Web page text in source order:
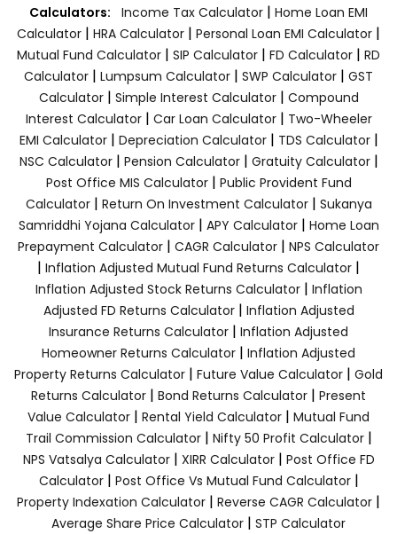
Calculators: Income Tax Calculator | Home Loan EMI
Calculator | HRA Calculator | Personal Loan EMI Calculator |
Mutual Fund Calculator | SIP Calculator | FD Calculator | RD
Calculator | Lumpsum Calculator | SWP Calculator | GST
Calculator| Simple Interest Calculator| Compound
Interest Calculator| Car Loan Calculator| Two-Wheeler
EMI Calculator| Depreciation Calculator| TDS Calculator|
NSC Calculator| Pension Calculator| Gratuity Calculator|
Post Office MIS Calculator| Public Provident Fund
Calculator| Return On Investment Calculator| Sukanya
Samriddhi Yojana Calculator| APY Calculator| Home Loan
Prepayment Calculator | CAGR Calculator | NPS Calculator
| Inflation Adjusted Mutual Fund Returns Calculator |
Inflation Adjusted Stock Returns Calculator| Inflation
Adjusted FD Returns Calculator| Inflation Adjusted
Insurance Returns Calculator | Inflation Adjusted
Homeowner Returns Calculator | Inflation Adjusted
Property Returns Calculator | Future Value Calculator | Gold
Returns Calculator | Bond Returns Calculator | Present
Value Calculator | Rental Yield Calculator | Mutual Fund
Trail Commission Calculator| Nifty 50 Profit Calculator|
NPS Vatsalya Calculator| XIRR Calculator| Post Office FD
Calculator| Post Office Vs Mutual Fund Calculator|
Property Indexation Calculator | Reverse CAGR Calculator |
Average Share Price Calculator | STP Calculator